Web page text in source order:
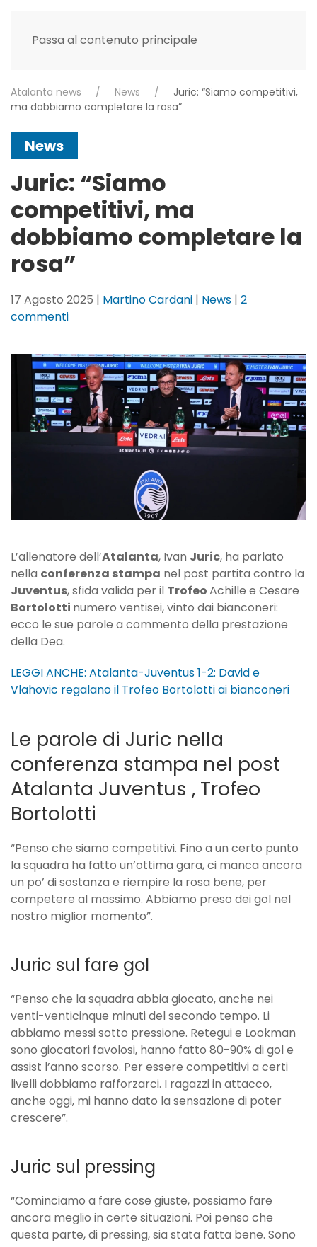
Passa al contenuto principale
Atalanta news News
Juric: “Siamo competitivi,
ma dobbiamo completare la rosa”
News
Juric: “Siamo
competitivi, ma
dobbiamo completare la
rosa”
17 Agosto 2025 | Martino Cardani | News | 2
commentisu
“Siamo
competitivi,
ma
dobbiamo
completare
la
L’allenatore dell’Atalanta, Ivan Juric, ha parlato
nella conferenza stampa nel post partita contro la
Juventus, sfida valida per il TrofeoAchille e Cesare
Bortolotti numero ventisei, vinto dai bianconeri:
ecco le sue parole a commento della prestazione
della Dea.
LEGGI ANCHE: Atalanta-Juventus 1-2: David e
Vlahovic regalano il Trofeo Bortolotti ai bianconeri
Le parole di Juric nella
conferenza stampa nel post
Atalanta Juventus , Trofeo
Bortolotti
“Penso che siamo competitivi. Fino a un certo punto
la squadra ha fatto un’ottima gara, ci manca ancora
un po’ di sostanza e riempire la rosa bene, per
competere al massimo. Abbiamo preso dei gol nel
nostro miglior momento”.
Juric sul fare gol
“Penso che la squadra abbia giocato, anche nei
venti-venticinque minuti del secondo tempo. Li
abbiamo messi sotto pressione. Retegui e Lookman
sono giocatori favolosi, hanno fatto 80-90% di gol e
assist l’anno scorso. Per essere competitivi a certi
livelli dobbiamo rafforzarci. I ragazzi in attacco,
anche oggi, mi hanno dato la sensazione di poter
crescere”.
Juric sul pressing
“Cominciamo a fare cose giuste, possiamo fare
ancora meglio in certe situazioni. Poi penso che
questa parte, di pressing, sia stata fatta bene. Sono